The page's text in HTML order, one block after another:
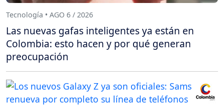
Tecnología • AGO 6 / 2026
Las nuevas gafas inteligentes ya están en
Colombia: esto hacen y por qué generan
preocupación